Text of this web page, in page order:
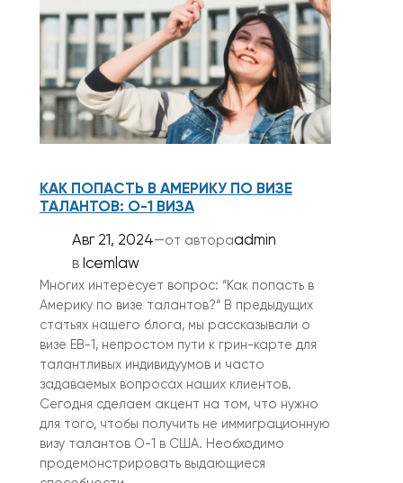
КАК ПОПАСТЬ В АМЕРИКУ ПО ВИЗЕ
ТАЛАНТОВ: O-1 ВИЗА
Авг 21, 2024—от автораadmin
в Icemlaw
Многих интересует вопрос: “Как попасть в
Америку по визе талантов?“ В предыдущих
статьях нашего блога, мы рассказывали о
визе EB-1, непростом пути к грин-карте для
талантливых индивидуумов и часто
задаваемых вопросах наших клиентов.
Сегодня сделаем акцент на том, что нужно
для того, чтобы получить не иммиграционную
визу талантов O-1 в США. Необходимо
продемонстрировать выдающиеся